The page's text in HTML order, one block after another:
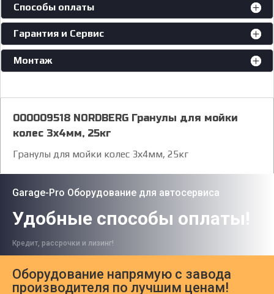
Способы оплаты
Гарантия и Сервис
Монтаж
000009518 NORDBERG Гранулы для мойки
колес 3х4мм, 25кг
Гранулы для мойки колес 3х4мм, 25кг
Garage-Pro Оборудование для автосервиса
Удобные способы оплаты!
Кредит, рассрочки и лизинг!
Оборудование напрямую с завода
производителя по лучшим ценам!